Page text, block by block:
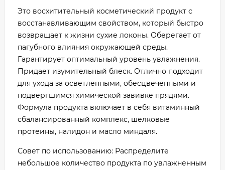
Это восхитительный косметический продукт с
восстанавливающим свойством, который быстро
возвращает к жизни сухие локоны. Оберегает от
пагубного влияния окружающей среды.
Гарантирует оптимальный уровень увлажнения.
Придает изумительный блеск. Отлично подходит
для ухода за осветленными, обесцвеченными и
подвергшимся химической завивке прядями.
Формула продукта включает в себя витаминный
сбалансированный комплекс, шелковые
протеины, налидон и масло миндаля.
Совет по использованию: Распределите
небольшое количество продукта по увлажненным